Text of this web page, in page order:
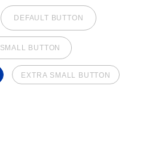
DEFAULT BUTTON
SMALL BUTTON
EXTRA SMALL BUTTON